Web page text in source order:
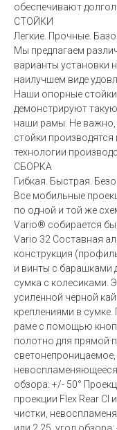
обеспечивают
СТОЙКИ
Легкие. Прочные.
Мы предлагаем
варианты установки
наилучшем виде
Наши опорные
демонстрируют
наши рамы. Не важно,
стойки
технологии
СБОРКА
Гибкая. Быстрая.
Все мобильные
по одной и той же
Vario® собирается
Vario 32 Составная
конструкция
и винты с барашками
сумка с колесиками.
усиленной черной
креплениями в
раме с помощью
полотно для прямой
обзора: +/- 50°
проекции Flex Rear
чистки,
или 2,25, угол